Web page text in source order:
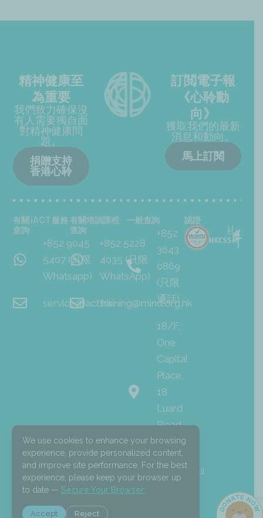
精神健康至
為重要
我們致力確保沒
有人需要獨自面
對精神健康問
題。
捐贈支持
香港心聆
訂閲電子報
《心聆動
向》
獲取我們的最新
消息和動向。
馬上訂閱
有關 iACT 服務
查詢
+852 9045
5407 (只限
Whatsapp)
service@iact.hk
有關培訓課程
查詢
+852 5228
4035 (只限
WhatsApp)
training@mind.org.hk
一般查詢
+852
3643
0869
(只限
通話)
18/F,
One
Capital
Place,
18
Luard
Road,
Wan
Chai
認證
I
n
s
a
F
a
c
b
L
i
n
e
© 2026 Mind HK. All
Rights Reserved.
We use cookies to enhance your browsing
experience, provide personalized content,
and improve site performance. For the best
experience, please keep your browser up
to date — Secure Your Browser
Accept Reject